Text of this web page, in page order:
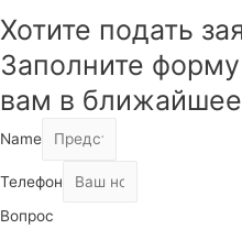
Хотите подать
Заполните
вам в
Name
Телефон
Вопрос